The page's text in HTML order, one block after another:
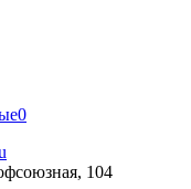
0
104